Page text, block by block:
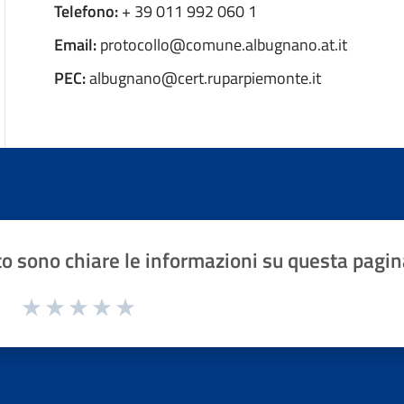
Telefono:+ 39 011 992 060 1
Email:protocollo@comune.albugnano.at.it
PEC:albugnano@cert.ruparpiemonte.it
sono chiare le informazioni su questa
1 a 5 stelle la pagina